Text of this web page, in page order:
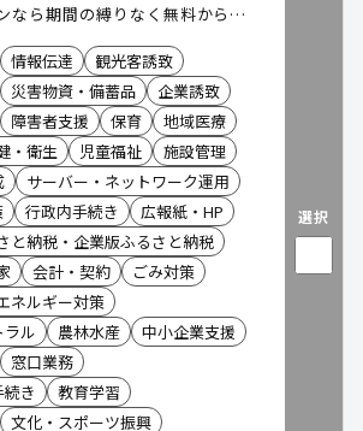
なら期間の縛りなく無料から利
情報伝達
観光客誘致
災害物資・備蓄品
企業誘致
障害者支援 保育
地域医療
・衛生 児童福祉
施設管理
サーバー・ネットワーク運用
行政内手続き
広報紙・HP
と納税・企業版ふるさと納税
会計・契約
ごみ対策
ネルギー対策
ル
農林水産
中小企業支援
窓口業務
き
教育学習
文化・スポーツ振興
選択